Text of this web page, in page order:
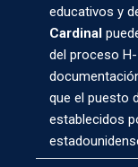
educativos y
Cardinal
del proceso
que el puesto
establecidos